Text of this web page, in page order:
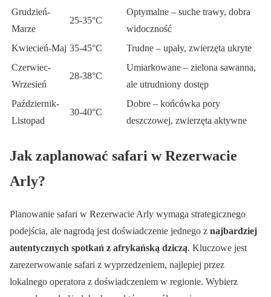
Grudzień-
Marze
25-35°C
Optymalne – suche trawy, dobra
widoczność
Kwiecień-Maj 35-45°C
Trudne – upały, zwierzęta ukryte
Czerwiec-
Wrzesień
28-38°C
Umiarkowane – zielona sawanna,
ale utrudniony dostęp
Październik-
Listopad
30-40°C
Dobre – końcówka pory
deszczowej, zwierzęta aktywne
Jak zaplanować safari w Rezerwacie
Arly?
Planowanie safari w Rezerwacie Arly wymaga strategicznego
podejścia, ale nagrodą jest doświadczenie jednego z najbardziej
autentycznych spotkań z afrykańską dziczą. Kluczowe jest
zarezerwowanie safari z wyprzedzeniem, najlepiej przez
lokalnego operatora z doświadczeniem w regionie. Wybierz